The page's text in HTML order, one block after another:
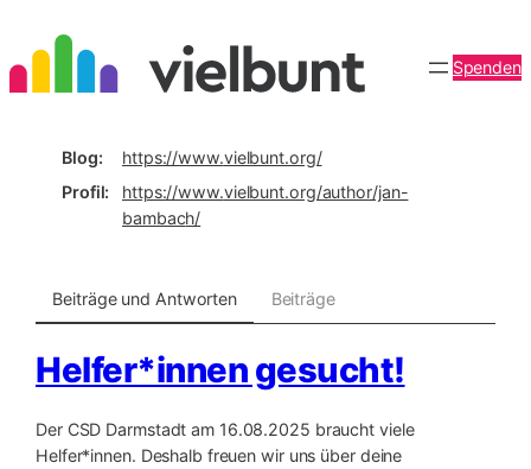
Inhalt
springen
Spenden
Blog https://www.vielbunt.org/
Profil
https://www.vielbunt.org/author/jan-
bambach/
Beiträge und Antworten Beiträge
Helfer*innen gesucht!
Der CSD Darmstadt am 16.08.2025 braucht viele
Helfer*innen. Deshalb freuen wir uns über deine